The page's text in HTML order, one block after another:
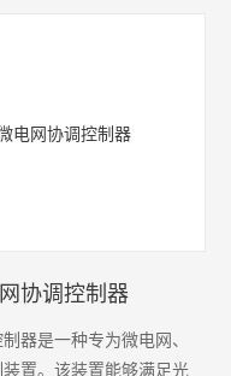
协调控制器
器是一种专为微电网、
置。该装置能够满足光